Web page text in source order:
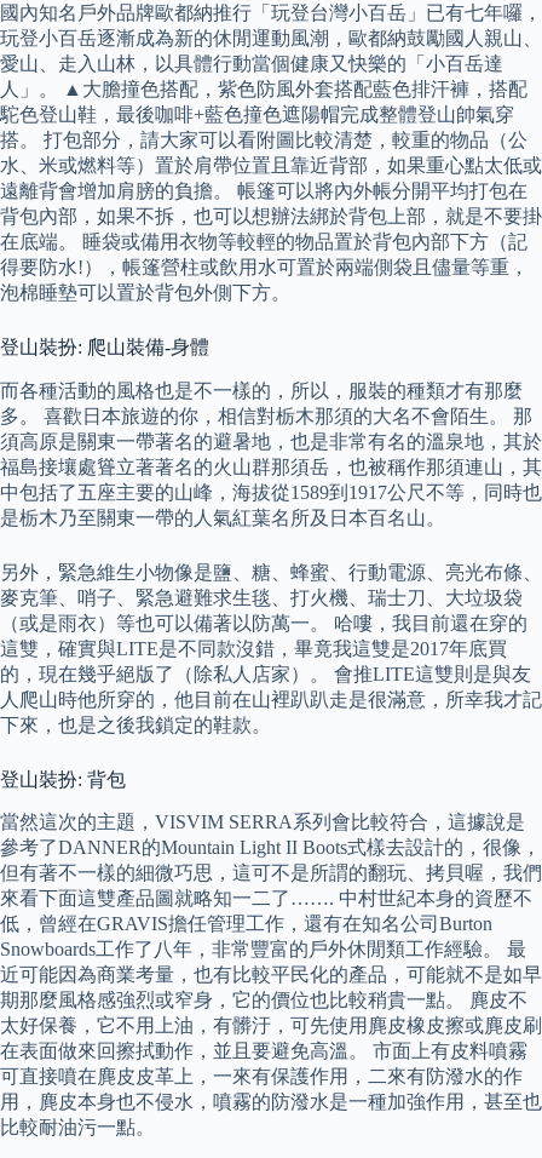
國內知名戶外品牌歐都納推行「玩登台灣小百岳」已有七年囉，
玩登小百岳逐漸成為新的休閒運動風潮，歐都納鼓勵國人親山、
愛山、走入山林，以具體行動當個健康又快樂的「小百岳達
人」。 ▲大膽撞色搭配，紫色防風外套搭配藍色排汗褲，搭配
駝色登山鞋，最後咖啡+藍色撞色遮陽帽完成整體登山帥氣穿
搭。 打包部分，請大家可以看附圖比較清楚，較重的物品（公
水、米或燃料等）置於肩帶位置且靠近背部，如果重心點太低或
遠離背會增加肩膀的負擔。 帳篷可以將內外帳分開平均打包在
背包內部，如果不拆，也可以想辦法綁於背包上部，就是不要掛
在底端。 睡袋或備用衣物等較輕的物品置於背包內部下方（記
得要防水!），帳篷營柱或飲用水可置於兩端側袋且儘量等重，
泡棉睡墊可以置於背包外側下方。
登山裝扮: 爬山裝備-身體
而各種活動的風格也是不一樣的，所以，服裝的種類才有那麼
多。 喜歡日本旅遊的你，相信對栃木那須的大名不會陌生。 那
須高原是關東一帶著名的避暑地，也是非常有名的溫泉地，其於
福島接壤處聳立著著名的火山群那須岳，也被稱作那須連山，其
中包括了五座主要的山峰，海拔從1589到1917公尺不等，同時也
是栃木乃至關東一帶的人氣紅葉名所及日本百名山。
另外，緊急維生小物像是鹽、糖、蜂蜜、行動電源、亮光布條、
麥克筆、哨子、緊急避難求生毯、打火機、瑞士刀、大垃圾袋
（或是雨衣）等也可以備著以防萬一。 哈嘍，我目前還在穿的
這雙，確實與LITE是不同款沒錯，畢竟我這雙是2017年底買
的，現在幾乎絕版了（除私人店家）。 會推LITE這雙則是與友
人爬山時他所穿的，他目前在山裡趴趴走是很滿意，所幸我才記
下來，也是之後我鎖定的鞋款。
登山裝扮: 背包
當然這次的主題，VISVIM SERRA系列會比較符合，這據說是
參考了DANNER的Mountain Light II Boots式樣去設計的，很像，
但有著不一樣的細微巧思，這可不是所謂的翻玩、拷貝喔，我們
來看下面這雙產品圖就略知一二了……. 中村世紀本身的資歷不
低，曾經在GRAVIS擔任管理工作，還有在知名公司Burton
Snowboards工作了八年，非常豐富的戶外休閒類工作經驗。 最
近可能因為商業考量，也有比較平民化的產品，可能就不是如早
期那麼風格感強烈或窄身，它的價位也比較稍貴一點。 麂皮不
太好保養，它不用上油，有髒汙，可先使用麂皮橡皮擦或麂皮刷
在表面做來回擦拭動作，並且要避免高溫。 市面上有皮料噴霧
可直接噴在麂皮皮革上，一來有保護作用，二來有防潑水的作
用，麂皮本身也不侵水，噴霧的防潑水是一種加強作用，甚至也
比較耐油污一點。